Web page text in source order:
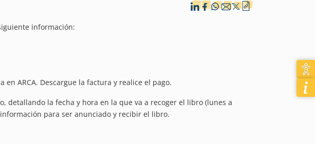
información:
ARCA. Descargue la factura y realice el pago.
detallando la fecha y hora en la que va a recoger el libro (lunes a
para ser anunciado y recibir el libro.